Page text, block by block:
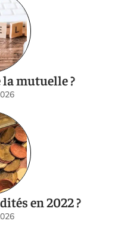
la mutuelle ?
en 2022 ?